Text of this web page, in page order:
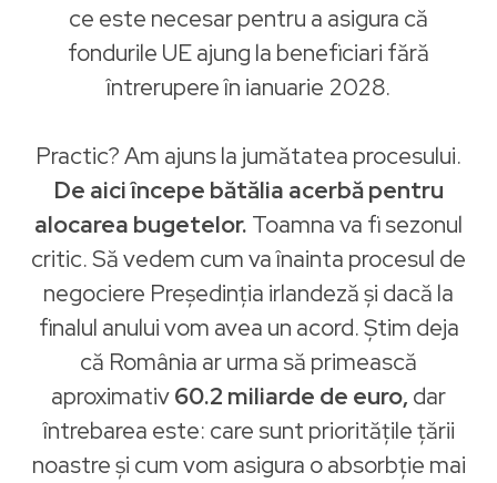
ce este necesar pentru a asigura că
fondurile UE ajung la beneficiari fără
întrerupere în ianuarie 2028.
Practic? Am ajuns la jumătatea procesului.
De aici începe bătălia acerbă pentru
alocarea bugetelor. Toamna va fi sezonul
critic. Să vedem cum va înainta procesul de
negociere Președinția irlandezăși dacă la
finalul anului vom avea un acord. Știm deja
că România ar urma să primească
aproximativ60.2 miliarde de euro, dar
întrebarea este: care sunt prioritățile țării
noastre și cum vom asigura o absorbție mai